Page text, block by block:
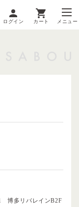
ログイン カート メニュー
博多リバレインB2F